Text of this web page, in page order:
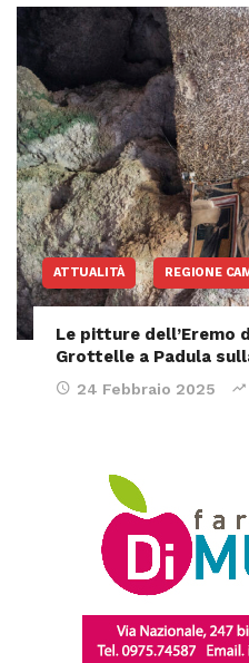
ATTUALITÀ REGIONE
Le pitture dell’Eremo
Grottelle a Padula
24 Febbraio 2025